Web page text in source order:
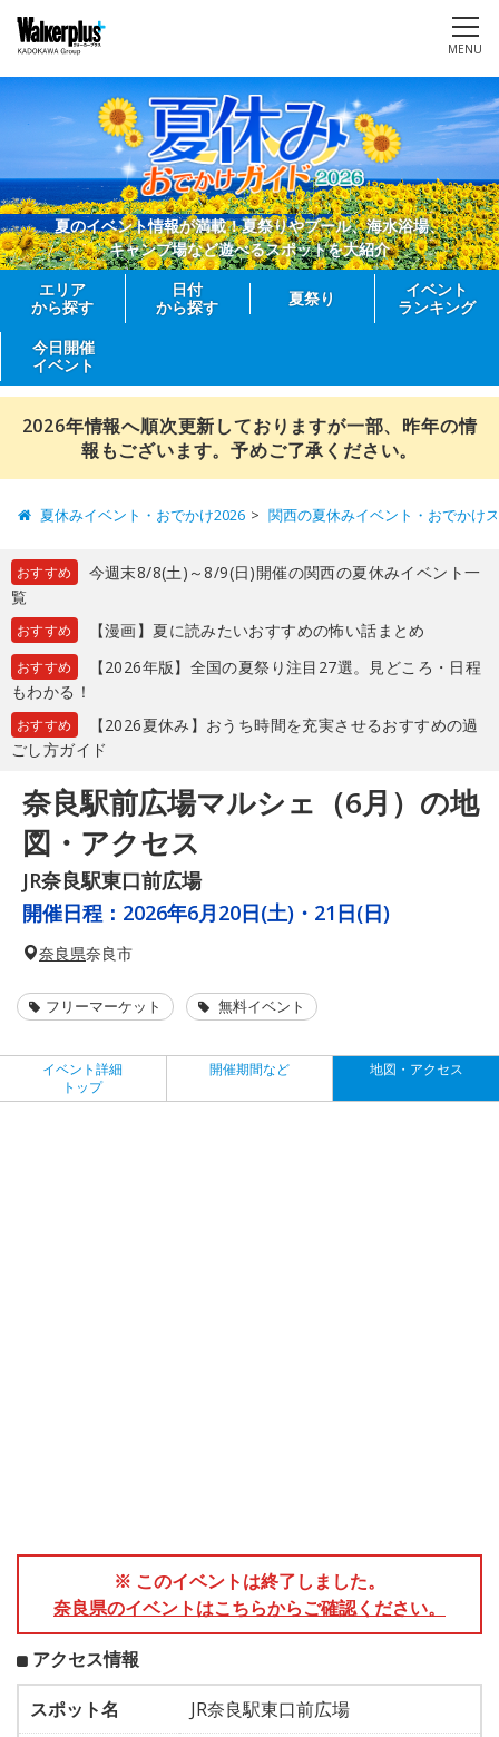
MENU
夏のイベント情報が満載！夏祭りやプール、海水浴場、
キャンプ場など遊べるスポットを大紹介
エリア
から探す
日付
から探す
夏祭り
イベント
ランキング
今日開催
イベント
2026年情報へ順次更新しておりますが一部、昨年の情
報もございます。予めご了承ください。
夏休みイベント・おでかけ2026 関西の夏休みイベント・おでかけ
おすすめ
今週末8/8(土)～8/9(日)開催の関西の夏休みイベント一
覧
おすすめ 【漫画】夏に読みたいおすすめの怖い話まとめ
おすすめ
【2026年版】全国の夏祭り注目27選。見どころ・日程
もわかる！
おすすめ
【2026夏休み】おうち時間を充実させるおすすめの過
ごし方ガイド
奈良駅前広場マルシェ（6月）の地
図・アクセス
JR奈良駅東口前広場
開催日程： 2026年6月20日(土)・21日(日)
奈良県奈良市
フリーマーケット 無料イベント
イベント詳細
トップ
開催期間など 地図・アクセス
※ このイベントは終了しました。
奈良県のイベントはこちらからご確認ください。
アクセス情報
スポット名
JR奈良駅東口前広場